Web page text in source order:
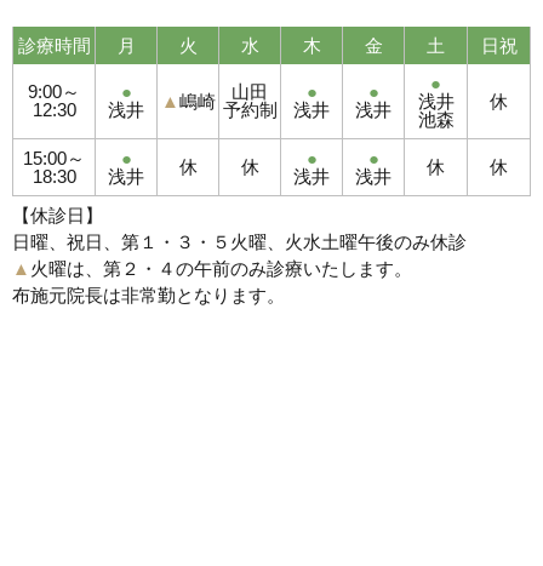
診療時間 月 火 水 木 金 土 日祝
9:00～
12:30
●
浅井
▲ 嶋崎
山田
予約制
●
浅井
●
浅井
●
浅井
池森
休
15:00～
18:30
●
浅井
休 休
●
浅井
●
浅井
休 休
【休診日】
日曜、祝日、第１・３・５火曜、火水土曜午後のみ休診
▲ 火曜は、第２・４の午前のみ診療いたします。
布施元院長は非常勤となります。